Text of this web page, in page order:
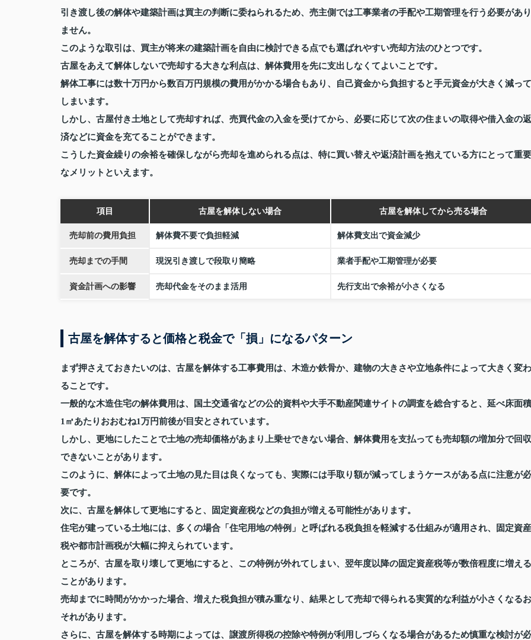
引き渡し後の解体や建築計画は買主の判断に委ねられるため、売主側では工事業者の手配や工期管理を行う必要があり
ません。
このような取引は、買主が将来の建築計画を自由に検討できる点でも選ばれやすい売却方法のひとつです。
古屋をあえて解体しないで売却する大きな利点は、解体費用を先に支出しなくてよいことです。
解体工事には数十万円から数百万円規模の費用がかかる場合もあり、自己資金から負担すると手元資金が大きく減って
しまいます。
しかし、古屋付き土地として売却すれば、売買代金の入金を受けてから、必要に応じて次の住まいの取得や借入金の返
済などに資金を充てることができます。
こうした資金繰りの余裕を確保しながら売却を進められる点は、特に買い替えや返済計画を抱えている方にとって重要
なメリットといえます。
項目 古屋を解体しない場合 古屋を解体してから売る場合
売却前の費用負担 解体費不要で負担軽減 解体費支出で資金減少
売却までの手間 現況引き渡しで段取り簡略 業者手配や工期管理が必要
資金計画への影響 売却代金をそのまま活用 先行支出で余裕が小さくなる
古屋を解体すると価格と税金で「損」になるパターン
まず押さえておきたいのは、古屋を解体する工事費用は、木造か鉄骨か、建物の大きさや立地条件によって大きく変わ
ることです。
一般的な木造住宅の解体費用は、国土交通省などの公的資料や大手不動産関連サイトの調査を総合すると、延べ床面積
1㎡あたりおおむね1万円前後が目安とされています。
しかし、更地にしたことで土地の売却価格があまり上乗せできない場合、解体費用を支払っても売却額の増加分で回収
できないことがあります。
このように、解体によって土地の見た目は良くなっても、実際には手取り額が減ってしまうケースがある点に注意が必
要です。
次に、古屋を解体して更地にすると、固定資産税などの負担が増える可能性があります。
住宅が建っている土地には、多くの場合「住宅用地の特例」と呼ばれる税負担を軽減する仕組みが適用され、固定資産
税や都市計画税が大幅に抑えられています。
ところが、古屋を取り壊して更地にすると、この特例が外れてしまい、翌年度以降の固定資産税等が数倍程度に増える
ことがあります。
売却までに時間がかかった場合、増えた税負担が積み重なり、結果として売却で得られる実質的な利益が小さくなるお
それがあります。
さらに、古屋を解体する時期によっては、譲渡所得税の控除や特例が利用しづらくなる場合があるため慎重な検討が必